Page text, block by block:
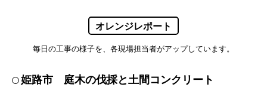
オレンジレポート
毎日の工事の様子を、各現場担当者がアップしています。
姫路市 庭木の伐採と土間コンクリート